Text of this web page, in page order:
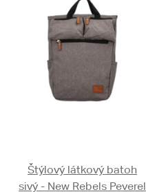
Štýlový látkový batoh
sivý - New Rebels Peverel